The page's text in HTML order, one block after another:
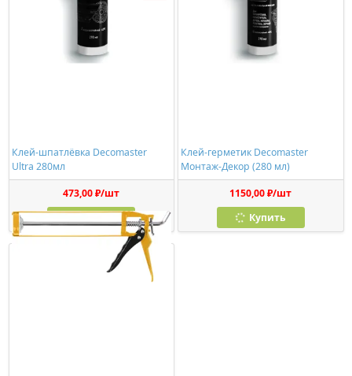
Клей-шпатлёвка Decomaster
Ultra 280мл
473,00 ₽/шт
Купить
Клей-герметик Decomaster
Монтаж-Декор (280 мл)
1150,00 ₽/шт
Купить